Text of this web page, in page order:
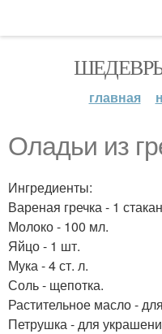
главная
Оладьи из
Ингредиенты:
Вареная гречка - 1
Молоко - 100 мл.
Яйцо - 1 шт.
Мука - 4 ст. л.
Соль - щепотка.
Растительное масло -
Петрушка - для